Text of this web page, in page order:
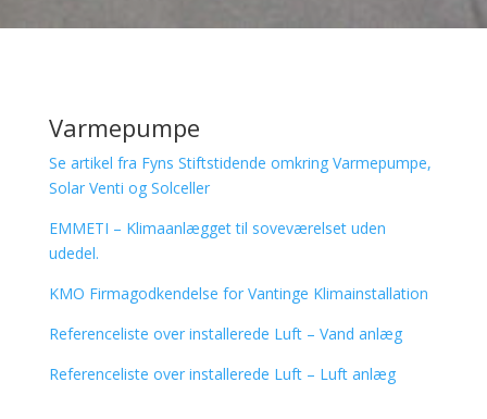
Varmepumpe
Se artikel fra Fyns Stiftstidende omkring Varmepumpe,
Solar Venti og Solceller
EMMETI – Klimaanlægget til soveværelset uden
udedel.
KMO Firmagodkendelse for Vantinge Klimainstallation
Referenceliste over installerede Luft – Vand anlæg
Referenceliste over installerede Luft – Luft anlæg